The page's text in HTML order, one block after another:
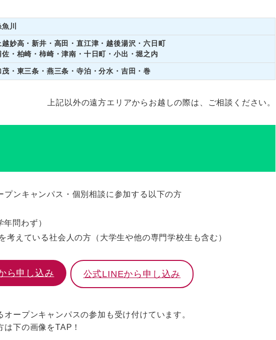
川
越妙高・新井・高田・直江津・越後湯沢・六日町
佐・柏崎・柿崎・津南・十日町・小出・堀之内
茂・東三条・燕三条・寺泊・分水・吉田・巻
上記以外の遠方エリアからお越しの際は、ご相談ください。
プンキャンパス・個別相談に参加する以下の方
問わず）
考えている社会人の方（大学生や他の専門学校生も含む）
ら申し込み 公式LINEから申し込み
オープンキャンパスの参加も受け付けています。
下の画像をTAP！